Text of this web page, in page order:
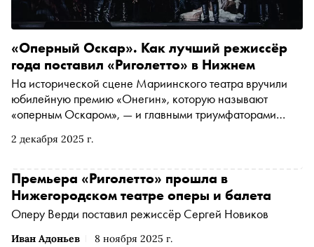
2 декабря 2025 г.
«Оперный Оскар». Как лучший режиссёр
года поставил «Риголетто» в Нижнем
На исторической сцене Мариинского театра вручили
юбилейную премию «Онегин», которую называют
«оперным Оскаром», — и главными триумфаторами
и балета им. А. С. Пушкина забрал статуэтку в главной
победил в номинации «Режиссёр». Лучшим
доказательством того, что награды нашли своих героев
заслуженно, стала недавняя совместная работа театра и
теперь уже официально лучшего оперного режиссёра
года. Музыкальный обозреватель Елена Свиридова
Иван Адоньев 8 ноября 2025 г.
Премьера «Риголетто» прошла в
Нижегородском театре оперы и балета
Оперу Верди поставил режиссёр Сергей Новиков